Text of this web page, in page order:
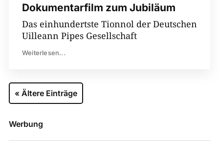
Dokumentarfilm zum Jubiläum
Das einhundertste Tionnol der Deutschen
Uilleann Pipes Gesellschaft
Weiterlesen...
« Ältere Einträge
Werbung